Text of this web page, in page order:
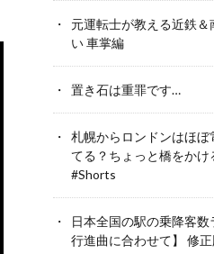
元運転士が教える近鉄＆
い 車掌編
置き石は重罪です…
札幌からロンドンはほぼ
てる？ちょっと橋をかけ
#Shorts
日本全国の駅の乗降客
行進曲に合わせて】 修正